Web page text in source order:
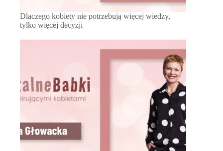
Dlaczego kobiety nie potrzebują więcej wiedzy,
tylko więcej decyzji